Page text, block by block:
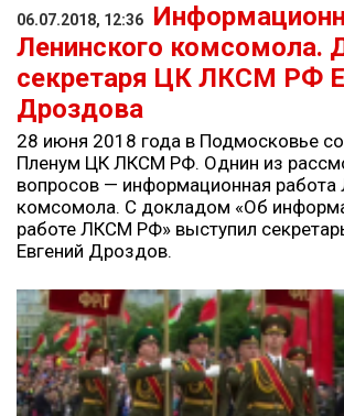
06.07.2018, 12:36
Ленинского комсомола.
секретаря ЦК ЛКСМ РФ
Дроздова
28 июня 2018 года в Подмосковье
Пленум ЦК ЛКСМ РФ. Однин из
вопросов — информационная работа
комсомола. С докладом «Об
работе ЛКСМ РФ» выступил
Евгений Дроздов.